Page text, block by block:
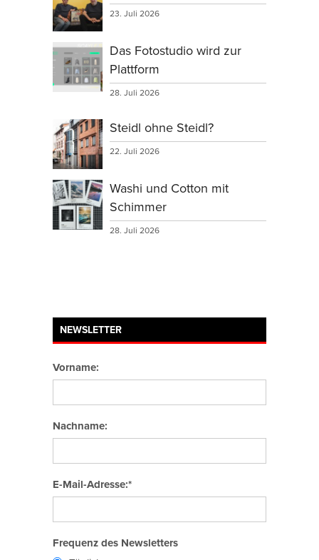
23. Juli 2026
Das Fotostudio wird zur
Plattform
28. Juli 2026
Steidl ohne Steidl?
22. Juli 2026
Washi und Cotton mit
Schimmer
28. Juli 2026
NEWSLETTER
Vorname:
Nachname:
E-Mail-Adresse:*
Frequenz des Newsletters